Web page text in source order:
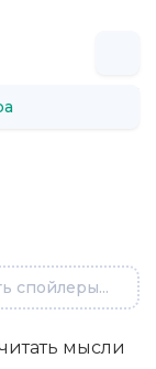
спойлеры...
мысли